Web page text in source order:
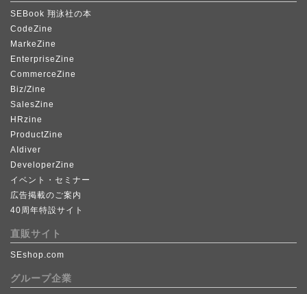
SEBook 翔泳社の本
CodeZine
MarkeZine
EnterpriseZine
CommerceZine
Biz/Zine
SalesZine
HRzine
ProductZine
AIdiver
DeveloperZine
イベント・セミナー
広告掲載のご案内
40周年特設サイト
直販サイト
SEshop.com
グループ企業